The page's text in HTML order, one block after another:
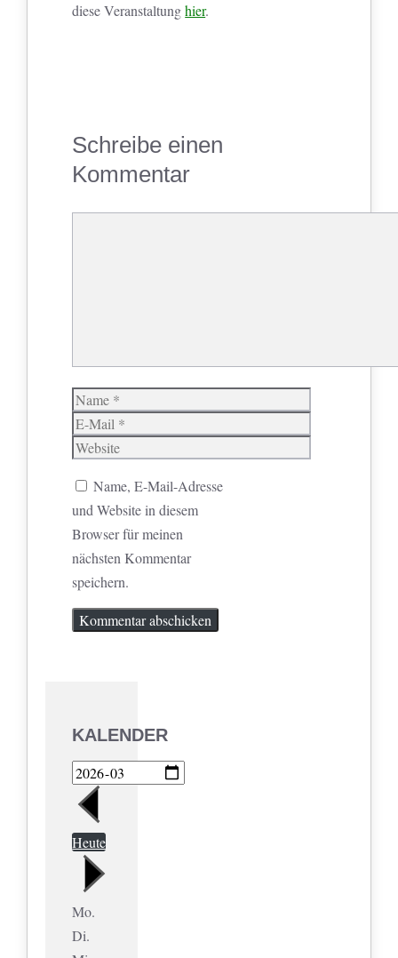
diese Veranstaltunghier.
Schreibe einen
Kommentar
Name
E-
Mail
Website
Name, E-Mail-Adresse
und Website in diesem
Browser für meinen
nächsten Kommentar
speichern.
KALENDER
Heute
Mo.
Di.